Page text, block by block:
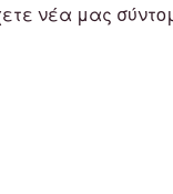
νέα μας